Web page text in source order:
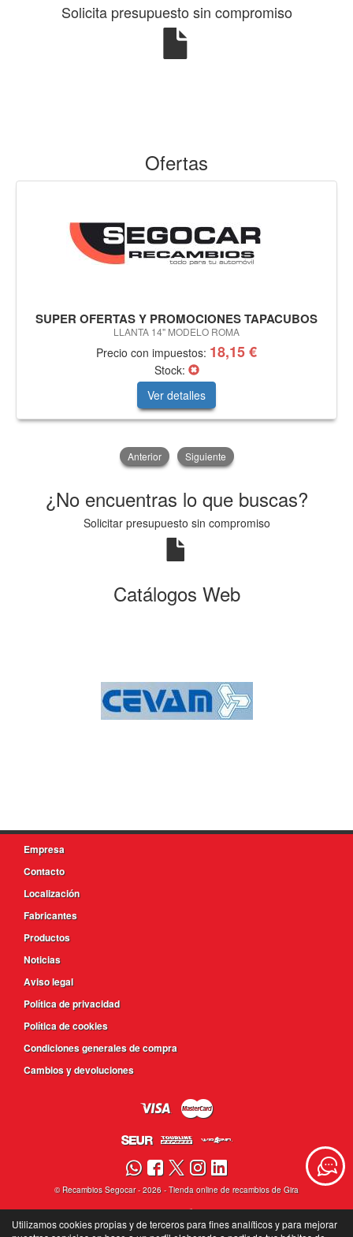
Solicita presupuesto sin compromiso
Ofertas
SUPER OFERTAS Y PROMOCIONES TAPACUBOS
LLANTA 14" MODELO ROMA
Precio con impuestos: 18,15 €
Stock:
Ver detalles
Anterior Siguiente
¿No encuentras lo que buscas?
Solicitar presupuesto sin compromiso
Catálogos Web
Empresa
Contacto
Localización
Fabricantes
Productos
Noticias
Aviso legal
Política de privacidad
Política de cookies
Condiciones generales de compra
Cambios y devoluciones
© Recambios Segocar- 2026 -Tienda online de recambios de Gira
Utilizamos cookies propias y de terceros para fines analíticos y para mejorar